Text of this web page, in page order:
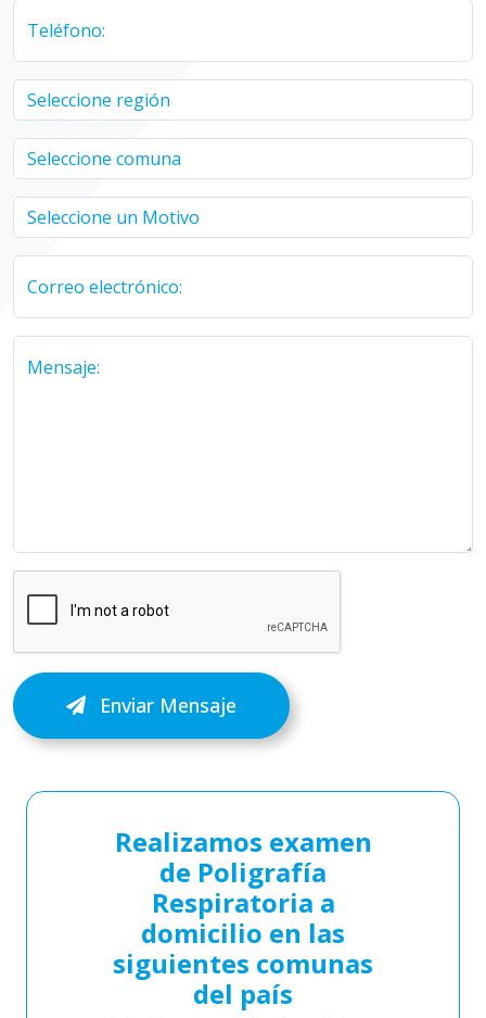
Teléfono:
Correo electrónico:
Mensaje:
Enviar Mensaje
Realizamos examen
de Poligrafía
Respiratoria a
domicilio en las
siguientes comunas
del país